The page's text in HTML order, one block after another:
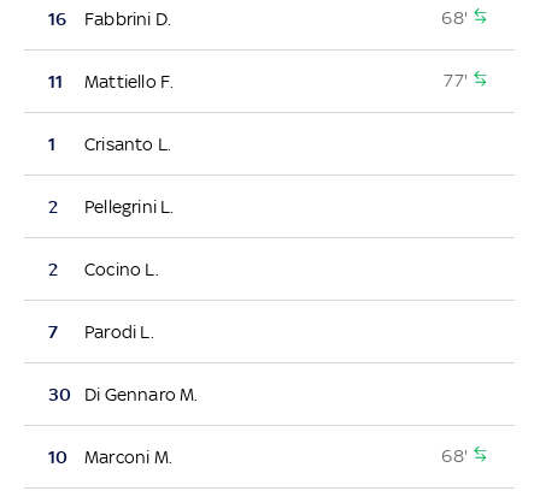
16 Fabbrini D. 68'
11 Mattiello F. 77'
1 Crisanto L.
2 Pellegrini L.
2 Cocino L.
7 Parodi L.
30 Di Gennaro M.
10 Marconi M. 68'